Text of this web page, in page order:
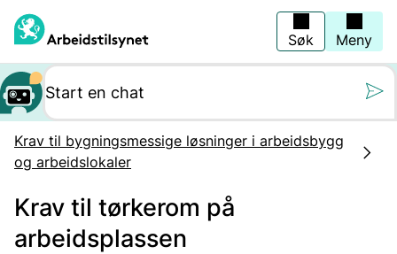
hovedinnhold
Søk Meny
Krav til bygningsmessige løsninger i arbeidsbygg
og arbeidslokaler
Krav til tørkerom på
arbeidsplassen